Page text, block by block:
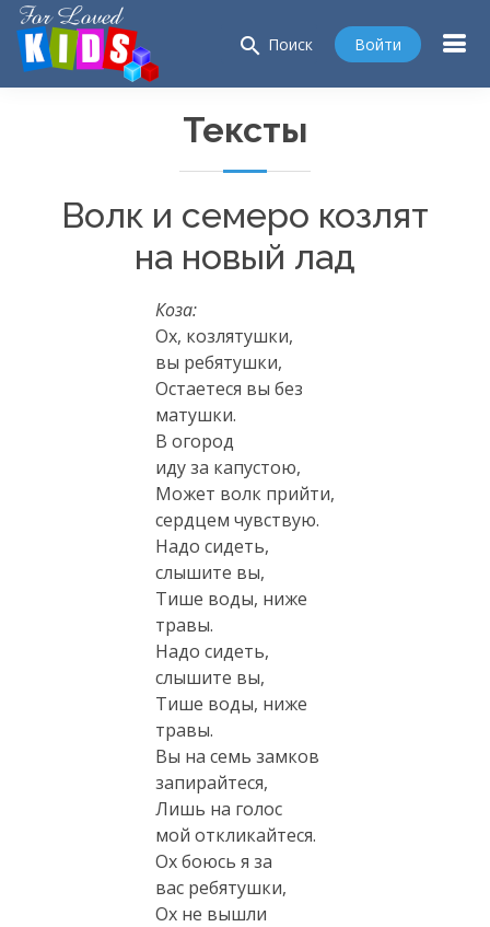
search Поиск Войти
Тексты
Волк и семеро козлят
на новый лад
Коза:
Ох, козлятушки,
вы ребятушки,
Остаетеся вы без
матушки.
В огород
иду за капустою,
Может волк прийти,
сердцем чувствую.
Надо сидеть,
слышите вы,
Тише воды, ниже
травы.
Надо сидеть,
слышите вы,
Тише воды, ниже
травы.
Вы на семь замков
запирайтеся,
Лишь на голос
мой откликайтеся.
Ох боюсь я за
вас ребятушки,
Ох не вышли